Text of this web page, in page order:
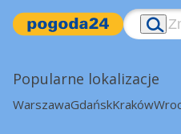
Popularne lokalizacje
WarszawaGdańskKraków